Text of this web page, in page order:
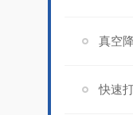
真空
快速